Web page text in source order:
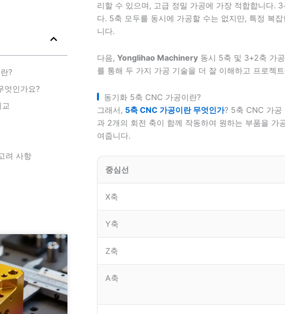
?
엇인가요?
려 사항
리할 수 있으며, 고급 정밀 가공에 가장 적합합니다.
다. 5축 모두를 동시에 가공할 수는 없지만, 특정 복
니다.
다음, Yonglihao Machinery동시 5축 및 3+2축 가공
를 통해 두 가지 가공 기술을 더 잘 이해하고 프로젝
동기화 5축 CNC 가공이란?
그래서, 5축 CNC 가공이란 무엇인가? 5축 CNC 가공
과 2개의 회전 축이 함께 작동하여 원하는 부품을
여줍니다.
중심선
X축
Y축
Z축
A축